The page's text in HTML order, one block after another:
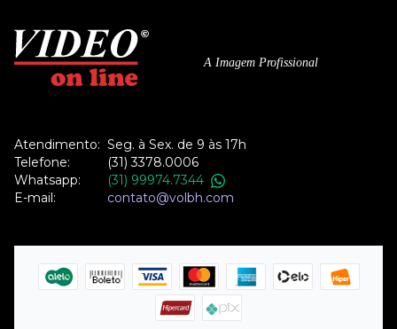
A Imagem Profissional
Atendimento: Seg. à Sex. de 9 às 17h
Telefone:
(31) 3378.0006
Whatsapp:
(31) 99974.7344
E-mail:
contato@volbh.com